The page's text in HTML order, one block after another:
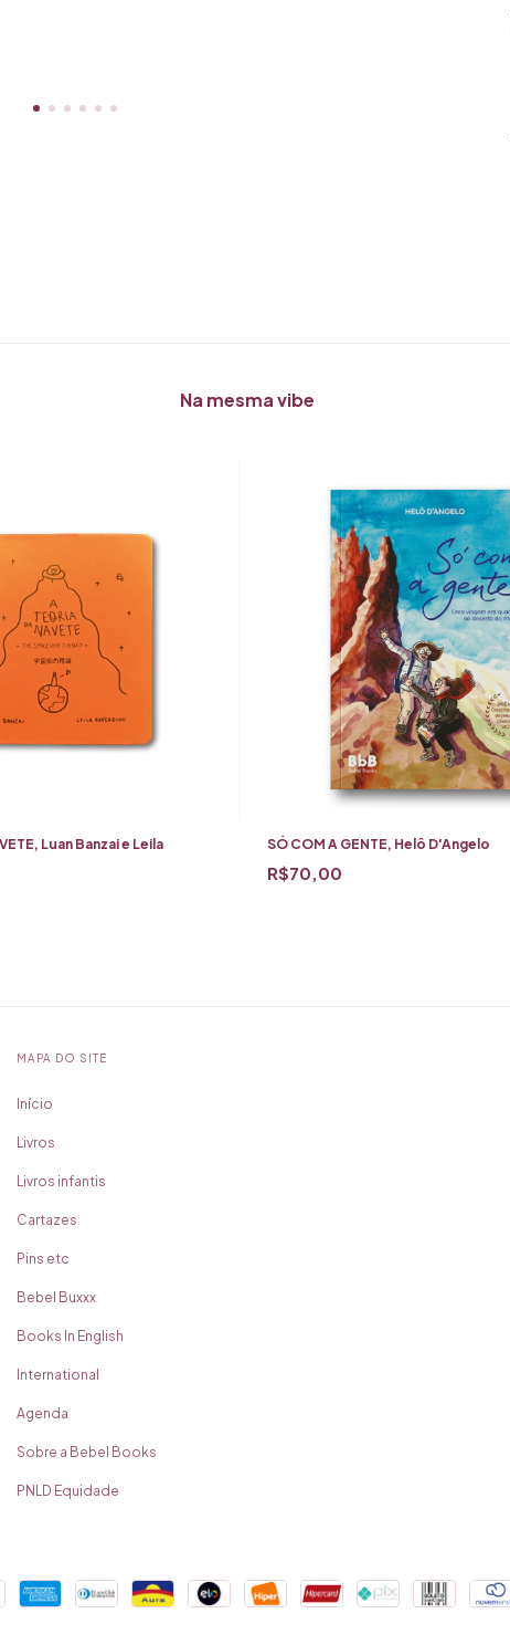
Na mesma vibe
Luan Banzai e Leila SÓ COM A GENTE, Helô D'Angelo
R$70,00
MAPA DO SITE
Início
Livros
Livros infantis
Cartazes
Pins etc
Bebel Buxxx
Books In English
International
Agenda
Sobre a Bebel Books
PNLD Equidade